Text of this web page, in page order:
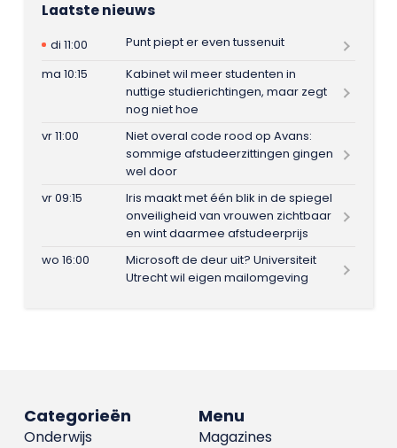
Laatste nieuws
di 11:00
Punt piept er even tussenuit
ma 10:15
Kabinet wil meer studenten in
nuttige studierichtingen, maar zegt
nog niet hoe
vr 11:00
Niet overal code rood op Avans:
sommige afstudeerzittingen gingen
wel door
vr 09:15
Iris maakt met één blik in de spiegel
onveiligheid van vrouwen zichtbaar
en wint daarmee afstudeerprijs
wo 16:00
Microsoft de deur uit? Universiteit
Utrecht wil eigen mailomgeving
Menu
Magazines
Categorieën
Onderwijs